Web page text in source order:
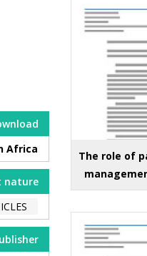
Africa
nature
The role of